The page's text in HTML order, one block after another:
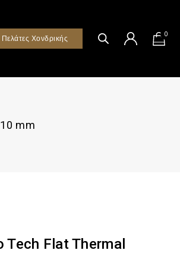
Πελάτες Χονδρικής 0
mm
Flat Thermal